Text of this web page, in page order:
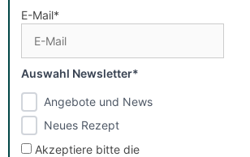
E-Mail*
Auswahl Newsletter*
Angebote und News
Neues Rezept
Akzeptiere bitte die